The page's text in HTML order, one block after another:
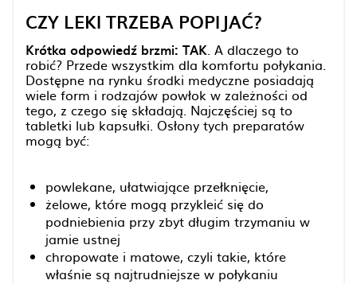
CZY LEKI TRZEBA POPIJAĆ?
Krótka odpowiedź brzmi: TAK. A dlaczego to
robić? Przede wszystkim dla komfortu połykania.
Dostępne na rynku środki medyczne posiadają
wiele form i rodzajów powłok w zależności od
tego, z czego się składają. Najczęściej są to
tabletki lub kapsułki. Osłony tych preparatów
mogą być:
powlekane, ułatwiające przełknięcie,
żelowe, które mogą przykleić się do
podniebienia przy zbyt długim trzymaniu w
jamie ustnej
chropowate i matowe, czyli takie, które
właśnie są najtrudniejsze w połykaniu